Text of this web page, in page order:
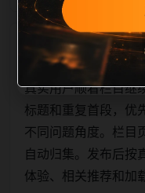
相关问题与推荐
真实用户顺着栏目继
标题和重复首段，优
不同问题角度。栏目
自动归集。发布后按
体验、相关推荐和加